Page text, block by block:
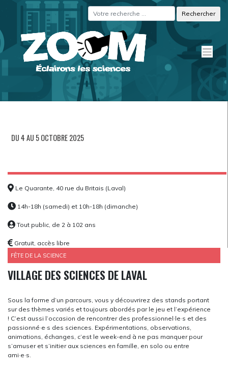
Panneau de gestion des cookies
DU 4 AU 5 OCTOBRE 2025
Le Quarante, 40 rue du Britais (Laval)
14h-18h (samedi) et 10h-18h (dimanche)
Tout public, de 2 à 102 ans
Gratuit, accès libre
FÊTE DE LA SCIENCE
VILLAGE DES SCIENCES DE LAVAL
Sous la forme d’un parcours, vous y découvrirez des stands portant
sur des thèmes variés et toujours abordés par le jeu et l’expérience
! C’est aussi l’occasion de rencontrer des professionnel·le·s et des
passionné·e·s des sciences. Expérimentations, observations,
animations, échanges, c’est le week-end à ne pas manquer pour
s’amuser et s’initier aux sciences en famille, en solo ou entre
ami·e·s.